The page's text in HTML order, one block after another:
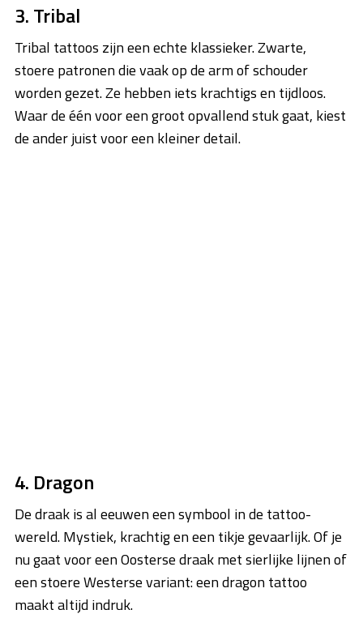
3. Tribal
Tribal tattoos zijn een echte klassieker. Zwarte,
stoere patronen die vaak op de arm of schouder
worden gezet. Ze hebben iets krachtigs en tijdloos.
Waar de één voor een groot opvallend stuk gaat, kiest
de ander juist voor een kleiner detail.
4. Dragon
De draak is al eeuwen een symbool in de tattoo-
wereld. Mystiek, krachtig en een tikje gevaarlijk. Of je
nu gaat voor een Oosterse draak met sierlijke lijnen of
een stoere Westerse variant: een dragon tattoo
maakt altijd indruk.